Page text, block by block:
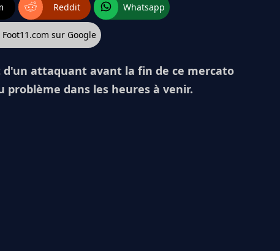
Reddit Whatsapp
sur Google
attaquant avant la fin de ce mercato
problème dans les heures à venir.